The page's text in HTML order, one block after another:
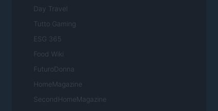
Day Travel
Tutto Gaming
ESG 365
Food Wiki
FuturoDonna
HomeMagazine
SecondHomeMagazine